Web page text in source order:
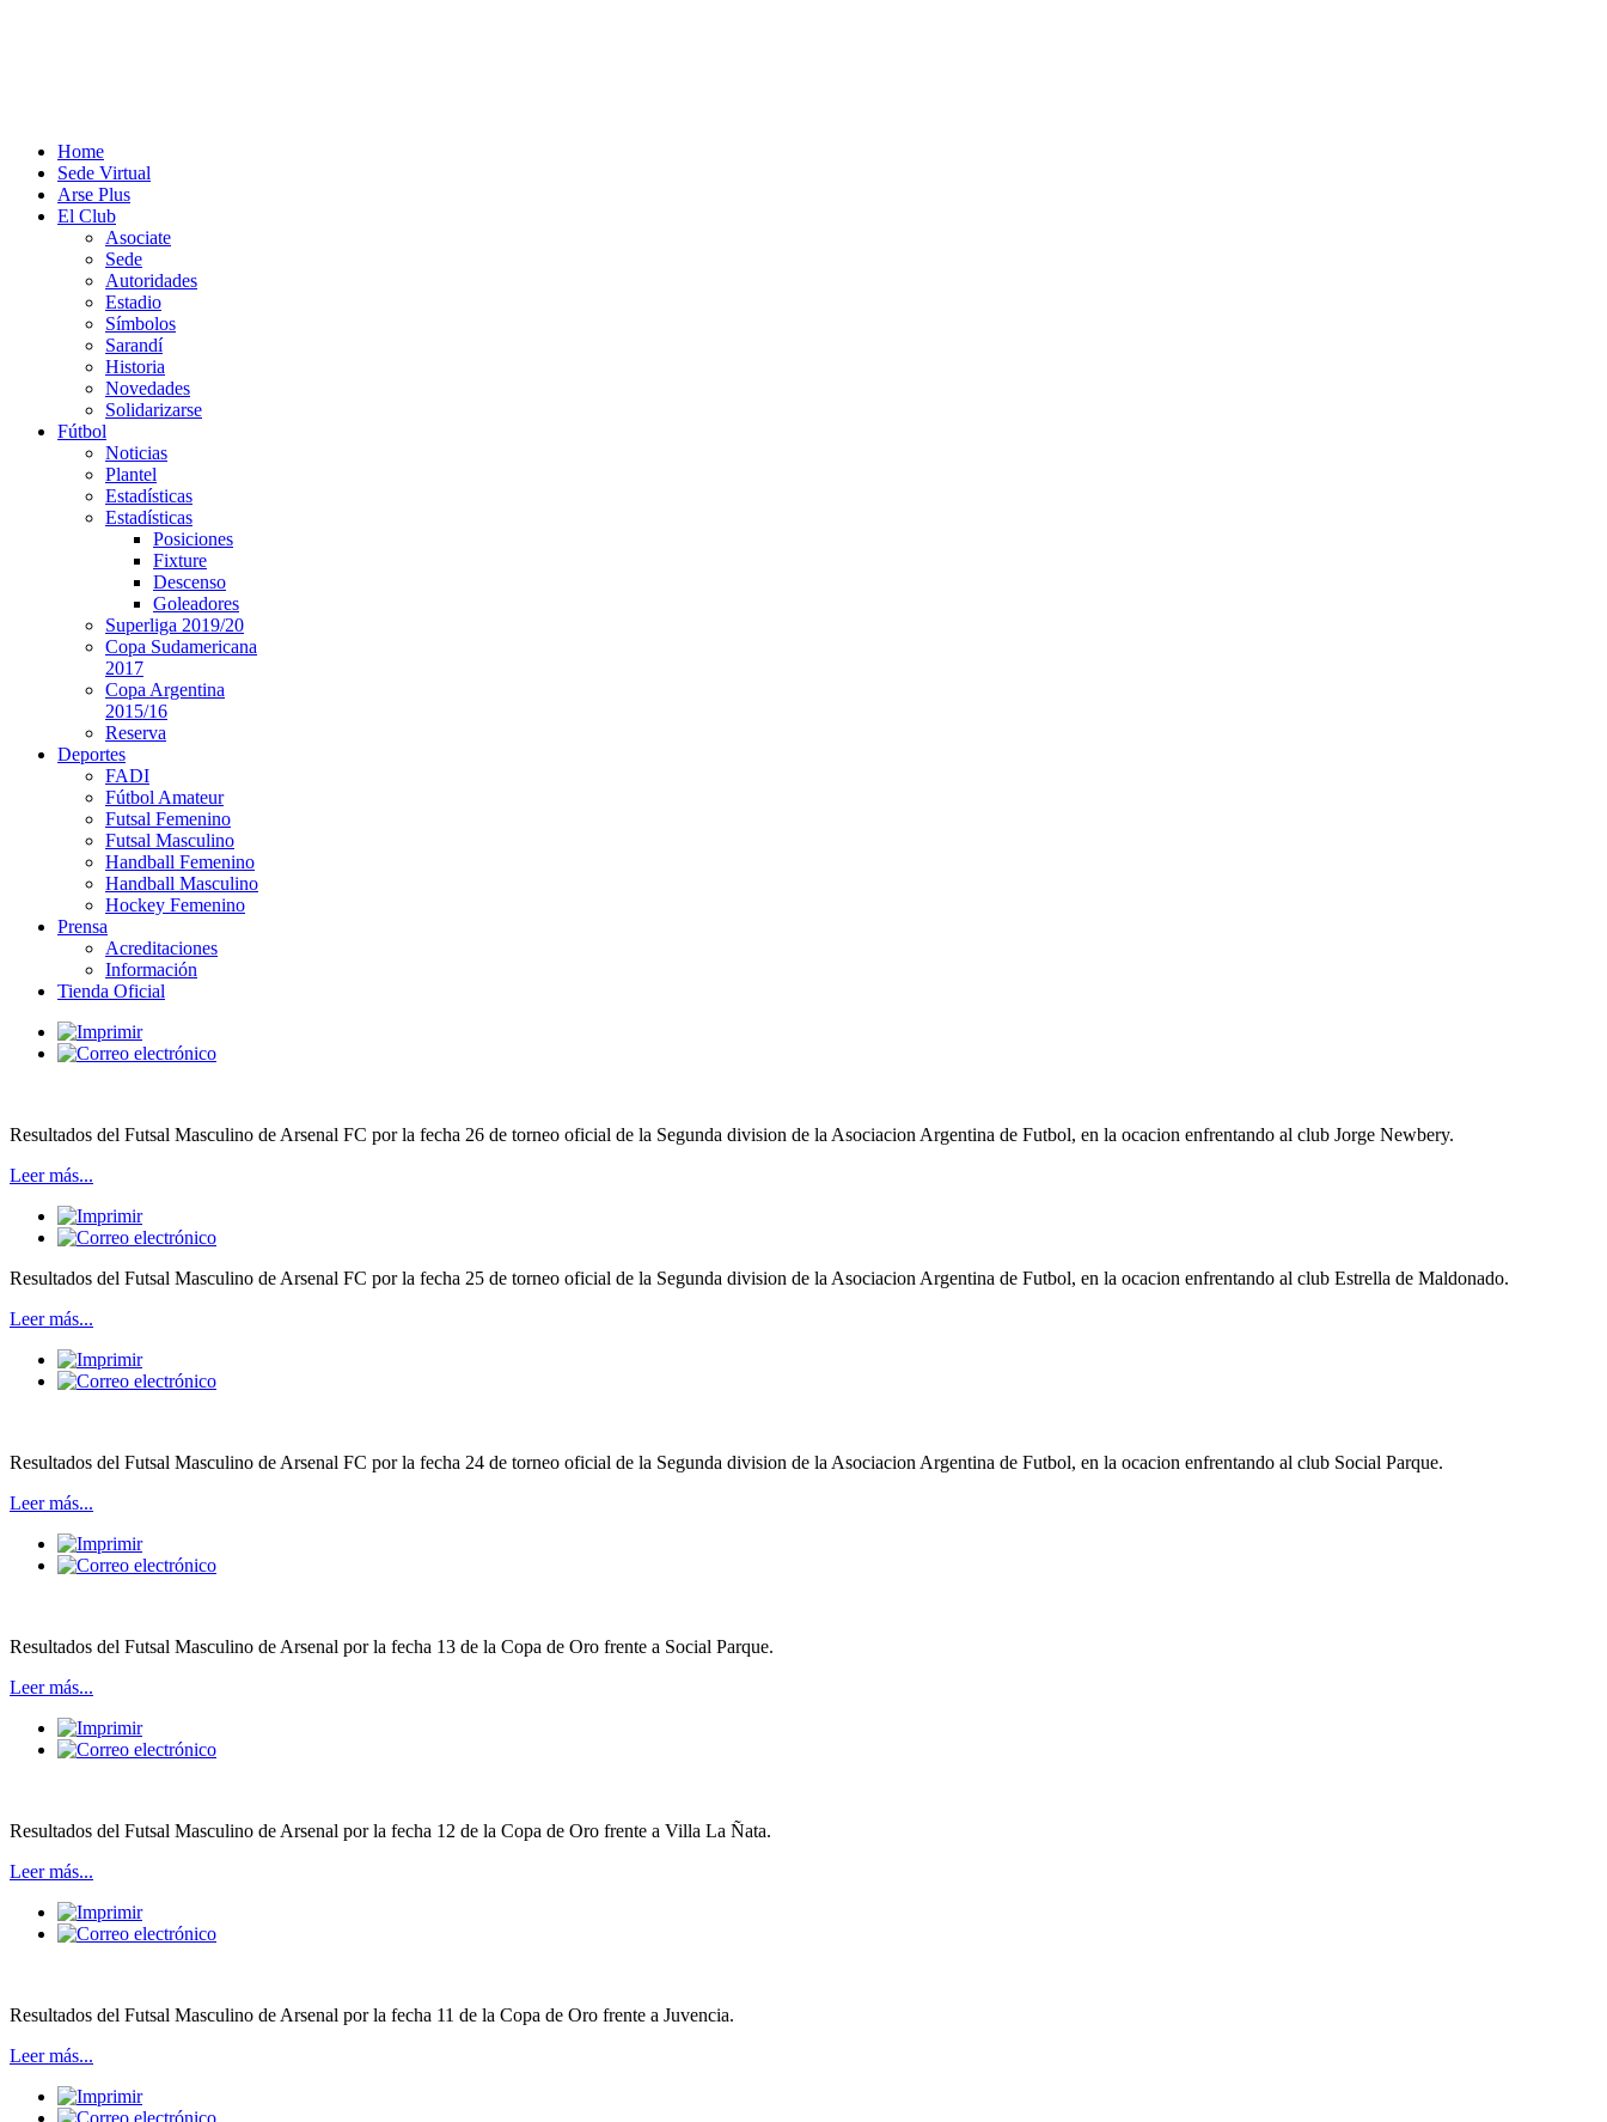
Home
Sede Virtual
Arse Plus
El Club
Asociate
Sede
Autoridades
Estadio
Símbolos
Sarandí
Historia
Novedades
Solidarizarse
Fútbol
Noticias
Plantel
Estadísticas
Estadísticas
Posiciones
Fixture
Descenso
Goleadores
Superliga 2019/20
Copa Sudamericana
2017
Copa Argentina
2015/16
Reserva
Deportes
FADI
Fútbol Amateur
Futsal Femenino
Futsal Masculino
Handball Femenino
Handball Masculino
Hockey Femenino
Prensa
Acreditaciones
Información
Tienda Oficial
Resultados del Futsal Masculino de Arsenal FC por la fecha 26 de torneo oficial de la Segunda division de la Asociacion Argentina de Futbol, en la ocacion enfrentando al club Jorge Newbery.
Leer más...
Resultados del Futsal Masculino de Arsenal FC por la fecha 25 de torneo oficial de la Segunda division de la Asociacion Argentina de Futbol, en la ocacion enfrentando al club Estrella de Maldonado.
Leer más...
Resultados del Futsal Masculino de Arsenal FC por la fecha 24 de torneo oficial de la Segunda division de la Asociacion Argentina de Futbol, en la ocacion enfrentando al club Social Parque.
Leer más...
Resultados del Futsal Masculino de Arsenal por la fecha 13 de la Copa de Oro frente a Social Parque.
Leer más...
Resultados del Futsal Masculino de Arsenal por la fecha 12 de la Copa de Oro frente a Villa La Ñata.
Leer más...
Resultados del Futsal Masculino de Arsenal por la fecha 11 de la Copa de Oro frente a Juvencia.
Leer más...